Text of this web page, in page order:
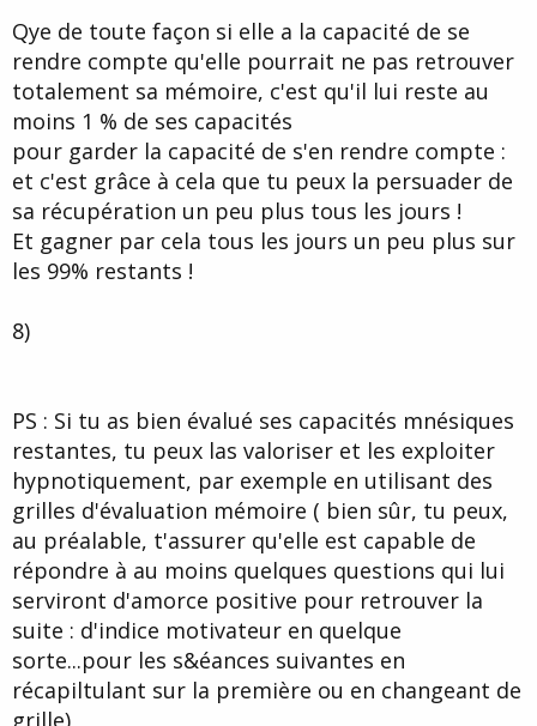
Qye de toute façon si elle a la capacité de se
rendre compte qu'elle pourrait ne pas retrouver
totalement sa mémoire, c'est qu'il lui reste au
moins 1 % de ses capacités
pour garder la capacité de s'en rendre compte :
et c'est grâce à cela que tu peux la persuader de
sa récupération un peu plus tous les jours !
Et gagner par cela tous les jours un peu plus sur
les 99% restants !
8)
PS : Si tu as bien évalué ses capacités mnésiques
restantes, tu peux las valoriser et les exploiter
hypnotiquement, par exemple en utilisant des
grilles d'évaluation mémoire ( bien sûr, tu peux,
au préalable, t'assurer qu'elle est capable de
répondre à au moins quelques questions qui lui
serviront d'amorce positive pour retrouver la
suite : d'indice motivateur en quelque
sorte...pour les s&éances suivantes en
récapiltulant sur la première ou en changeant de
grille)